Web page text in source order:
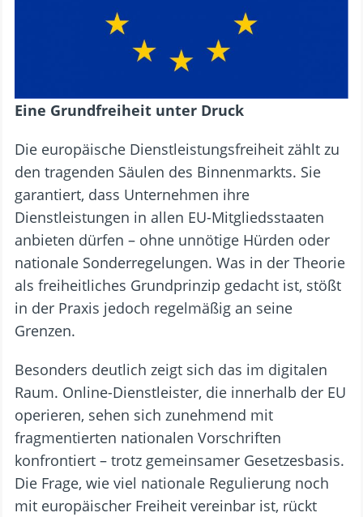
Eine Grundfreiheit unter Druck
Die europäische Dienstleistungsfreiheit zählt zu
den tragenden Säulen des Binnenmarkts. Sie
garantiert, dass Unternehmen ihre
Dienstleistungen in allen EU-Mitgliedsstaaten
anbieten dürfen – ohne unnötige Hürden oder
nationale Sonderregelungen. Was in der Theorie
als freiheitliches Grundprinzip gedacht ist, stößt
in der Praxis jedoch regelmäßig an seine
Grenzen.
Besonders deutlich zeigt sich das im digitalen
Raum. Online-Dienstleister, die innerhalb der EU
operieren, sehen sich zunehmend mit
fragmentierten nationalen Vorschriften
konfrontiert – trotz gemeinsamer Gesetzesbasis.
Die Frage, wie viel nationale Regulierung noch
mit europäischer Freiheit vereinbar ist, rückt